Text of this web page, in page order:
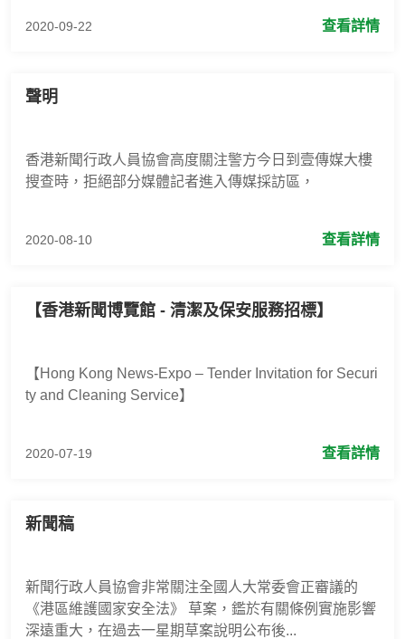
2020-09-22 查看詳情
聲明
香港新聞行政人員協會高度關注警方今日到壹傳媒大樓
搜查時，拒絕部分媒體記者進入傳媒採訪區，
2020-08-10 查看詳情
【香港新聞博覽館 - 清潔及保安服務招標】
【Hong Kong News-Expo – Tender Invitation for Securi
ty and Cleaning Service】
2020-07-19 查看詳情
新聞稿
新聞行政人員協會非常關注全國人大常委會正審議的
《港區維護國家安全法》 草案，鑑於有關條例實施影響
深遠重大，在過去一星期草案說明公布後...